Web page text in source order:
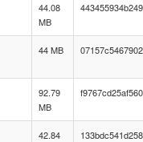
44.08
MB
44 MB
92.79
MB
42.84